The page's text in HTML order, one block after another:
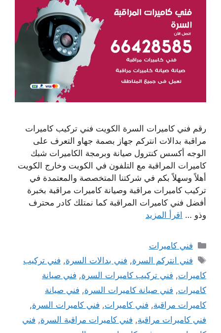
رقم فني كاميرات السرة الكويت فني تركيب كاميرات
مراقبة بدالات انتركم جهاز بصمة جهاو التعرف على
الوجه أكسس كنترول صيانة وبرمجة الكاميرات شبك
كاميرات المراقبة مع التلفون في الكويت وخارج الكويت
أهلاً وسهلاً بكم في شركتنا المتخصصة والمعتمدة في
تركيب كاميرات مراقبة وصيانة كاميرات مراقبة بخبرة
أفضل فني كاميرات المراقبة كما نمتلك كادر محترف
وذو … اقرأ المزيد
التصنيفات
فني كاميرات
الوسوم
فني انتركم السرة, فني بدالات السرة, فني تركيب
كاميرات, فني تركيب كاميرات السرة, فني صيانة
كاميرات, فني صيانة كاميرات السرة, فني صيانة
كاميرات مراقبة, فني كاميرات, فني كاميرات السرة,
فني كاميرات مراقبة, فني كاميرات مراقبة السرة, فني